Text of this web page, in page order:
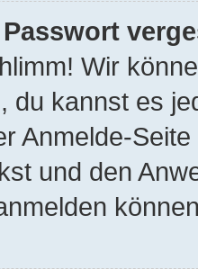
Wir
du kannst es
Anmelde-
und den